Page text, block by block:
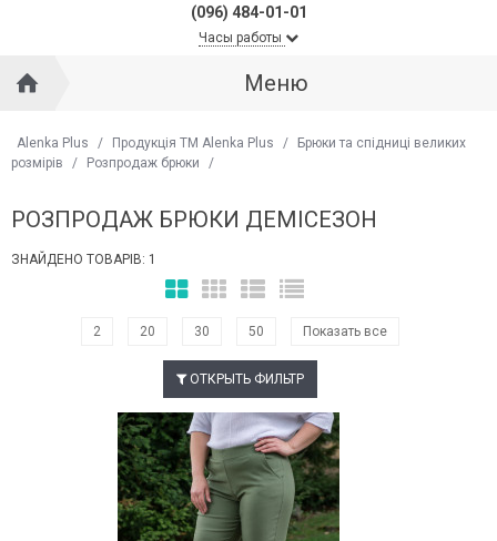
(096) 484-01-01
Часы работы
Меню
Alenka Plus / Продукція ТМ Alenka Plus /
Брюки та спідниці великих
розмірів
/ Розпродаж брюки /
РОЗПРОДАЖ БРЮКИ ДЕМІСЕЗОН
ЗНАЙДЕНО ТОВАРІВ: 1
2 20 30 50 Показать все
ОТКРЫТЬ ФИЛЬТР
Наклейки Варіант з %